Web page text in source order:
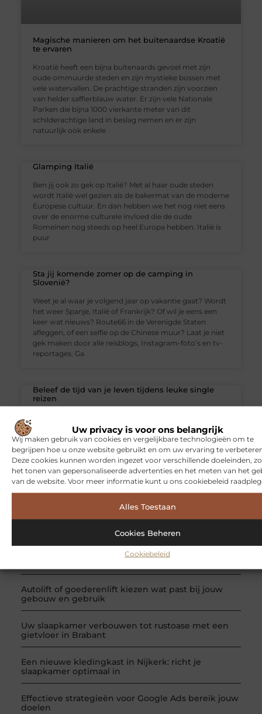
Uw privacy is voor ons belangrijk
Wij maken gebruik van cookies en vergelijkbare technologieën om te
begrijpen hoe u onze website gebruikt en om uw ervaring te
Deze cookies kunnen worden ingezet voor verschillende doeleinden,
het tonen van gepersonaliseerde advertenties en het meten van het
van de website. Voor meer informatie kunt u ons cookiebeleid
Alles Toestaan
Cookies Beheren
Cookiebeleid
Rust en ruimte in de woonkamer met een
Tandemasser huren of bagagewagen huren? Kies
Autolift of goederenlift kiezen wat past bij jouw
gebouw en gebruik
Uw slaapkamer verbouwen tot rustoase met een
gietvloer in Brabant
Een nieuwe kledingkast in Nijkerk: richt je
slaapkamer optimaal in
Effectieve strategieën voor Google Ads bereik jouw
doelen
Magische manieren om het buitenaardse Kroatië
te ervaren
Kroatië heeft een bijna buitenaards gevoel met zijn
oude ommuurde steden en zijn mystieke bossen met
vele watervallen. De prachtige stranden zijn voorzien
van helder saffierblauw water. Er zijn vele Nationale
Parken die bijna 1000 vierkante meter van dit
schilderachtige land in beslag nemen en er zijn
natuurlijk ook enkele
Glamping Italië
Ben jij ook zo gek op Italië? Met al haar oude steden
wordt Italië wel gezien als de bakermat van de moderne
Europese cultuur. En dan hebben we het nog niet eens
over de enorme culturele invloed die de oude
Romeinen nog steeds op heel Europa hebben. Italië is
puur
Sta jij komende zomer op de camping in
Slovenië?
Weet je al waar je volgend jaar op vakantie gaat? Wordt
het weer Spanje, Italië of Frankrijk? Of wil je eens een
keer wat nieuws? Route66 in de Verenigde Staten
afleggen, of een selfie op de Chinese muur? Laat je niet
gek maken door alle reisblogs, Instagram-foto’s en tv-
reportages. Ga
Beleef de tijd van je leven tijdens leuke single
reizen
reizen’? Speciaal voor singles worden er groepsreizen
georganiseerd. Tijdens deze single reizen, waar
natuurlijk alleen maar singles op meegaan, leer je veel
nieuwe mensen kennen en kun je allerlei leuke
activiteiten en excursies ondernemen. Tegelijkertijd is er
ook veel ruimte voor